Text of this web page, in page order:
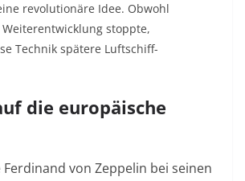
revolutionäre Idee. Obwohl
stoppte,
Technik spätere Luftschiff-
die europäische
von Zeppelin bei seinen